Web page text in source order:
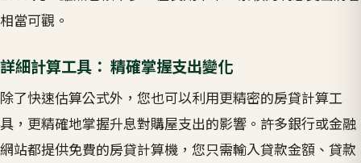
相當可觀。
詳細計算工具： 精確掌握支出變化
除了快速估算公式外，您也可以利用更精密的房貸計算工
具，更精確地掌握升息對購屋支出的影響。許多銀行或金融
網站都提供免費的房貸計算機，您只需輸入貸款金額、貸款